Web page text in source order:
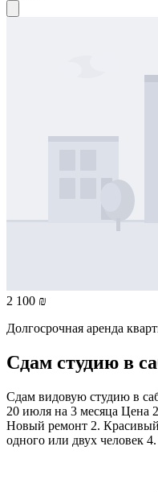
2 100 ₪
Долгосрочная аренда
Сдам студию в
Сдам видовую студию в
20 июля на 3 месяца Цена
Новый ремонт 2.
одного или двух человек